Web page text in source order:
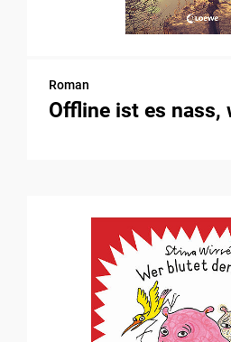
Roman
Offline ist es nass,